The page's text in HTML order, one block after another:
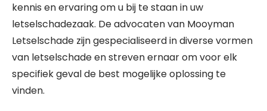
kennis en ervaring om u bij te staan in uw
letselschadezaak. De advocaten van Mooyman
Letselschade zijn gespecialiseerd in diverse vormen
van letselschade en streven ernaar om voor elk
specifiek geval de best mogelijke oplossing te
vinden.